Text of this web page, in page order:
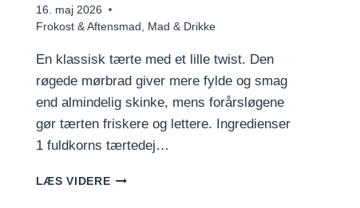
16. maj 2026
Frokost & Aftensmad
Mad & Drikke
En klassisk tærte med et lille twist. Den
røgede mørbrad giver mere fylde og smag
end almindelig skinke, mens forårsløgene
gør tærten friskere og lettere. Ingredienser
1 fuldkorns tærtedej…
LÆS VIDEREQUICHE